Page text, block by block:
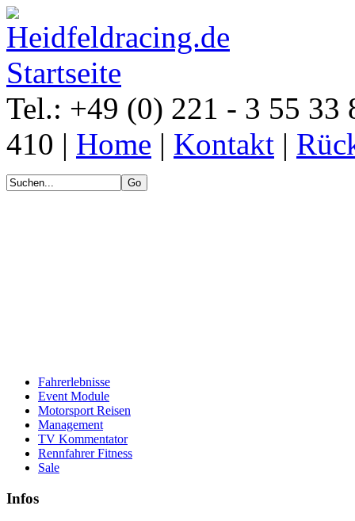
Tel.: +49 (0) 221 - 3 55 33
410 | Home | Kontakt |
Fahrerlebnisse
Event Module
Motorsport Reisen
Management
TV Kommentator
Rennfahrer Fitness
Sale
Infos